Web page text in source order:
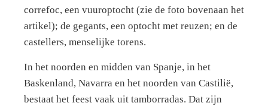
correfoc, een vuuroptocht (zie de foto bovenaan het
artikel); de gegants, een optocht met reuzen; en de
castellers, menselijke torens.
In het noorden en midden van Spanje, in het
Baskenland, Navarra en het noorden van Castilië,
bestaat het feest vaak uit tamborradas. Dat zijn